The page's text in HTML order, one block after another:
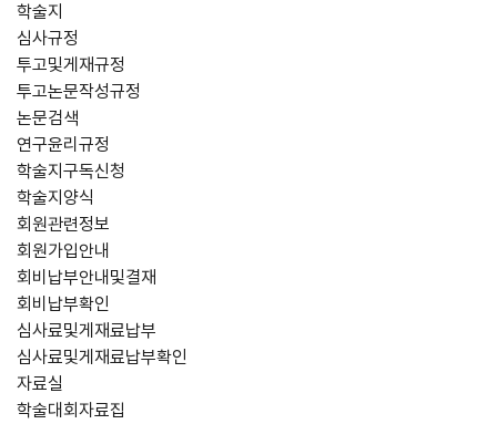
학술지
심사규정
투고및게재규정
투고논문작성규정
논문검색
연구윤리규정
학술지구독신청
학술지양식
회원관련정보
회원가입안내
회비납부안내및결재
회비납부확인
심사료및게재료납부
심사료및게재료납부확인
자료실
학술대회자료집